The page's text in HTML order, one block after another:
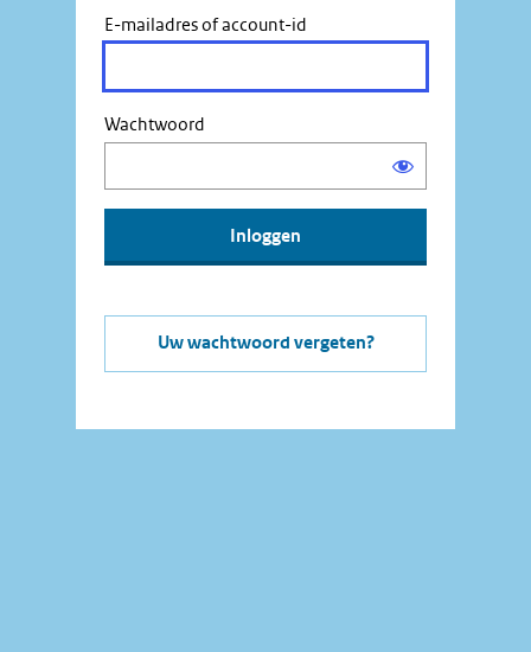
E-mailadres of account-id
Wachtwoord
Uw wachtwoord vergeten?